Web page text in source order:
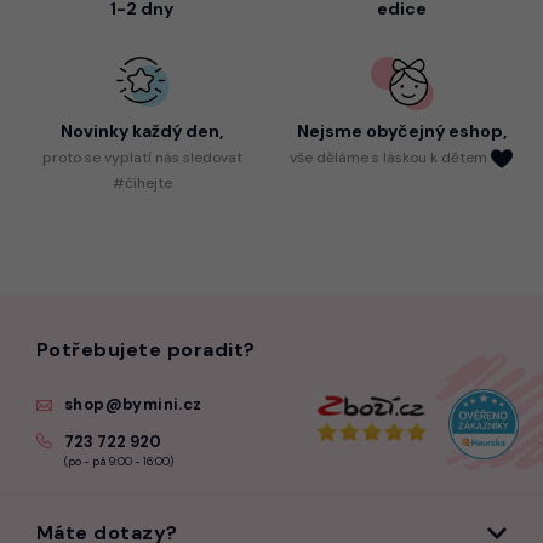
1-2 dny
edice
Novinky každý den,
protose vyplatí nás sledovat
#číhejte
Nejsme obyčejný eshop,
vše děláme s láskou k dětem
Potřebujete poradit?
shop@bymini.cz
723 722 920
(po - pá 9:00 - 16:00)
Máte dotazy?